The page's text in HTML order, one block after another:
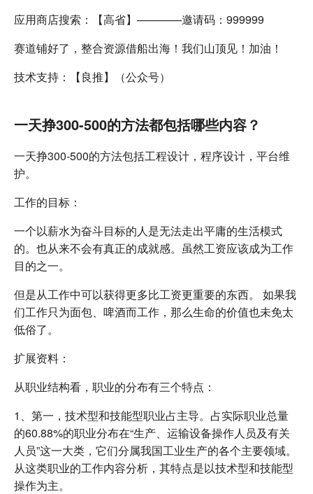
应用商店搜索：【高省】————邀请码：999999
赛道铺好了，整合资源借船出海！我们山顶见！加油！
技术支持：【良推】（公众号）
一天挣300-500的方法都包括哪些内容？
一天挣300-500的方法包括工程设计，程序设计，平台维
护。
工作的目标：
一个以薪水为奋斗目标的人是无法走出平庸的生活模式
的。也从来不会有真正的成就感。虽然工资应该成为工作
目的之一。
但是从工作中可以获得更多比工资更重要的东西。 如果我
们工作只为面包、啤酒而工作，那么生命的价值也未免太
低俗了。
扩展资料：
从职业结构看，职业的分布有三个特点：
1、第一，技术型和技能型职业占主导。占实际职业总量
的60.88%的职业分布在“生产、运输设备操作人员及有关
人员”这一大类，它们分属我国工业生产的各个主要领域。
从这类职业的工作内容分析，其特点是以技术型和技能型
操作为主。